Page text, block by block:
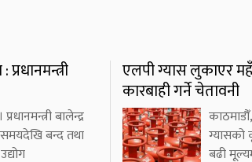
प्रधानमन्त्री
बालेन्द्र
बन्द तथा
एलपी ग्यास लुकाएर
कारबाही गर्ने चेतावनी
ग्यासको
बढी